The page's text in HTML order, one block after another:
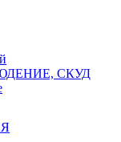
СКУД